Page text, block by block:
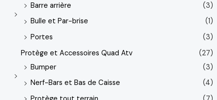
Barre arrière
(3)
Bulle et Par-brise
(1)
Portes
(3)
Protège et Accessoires Quad Atv
(27)
Bumper
(3)
Nerf-Bars et Bas de Caisse
(4)